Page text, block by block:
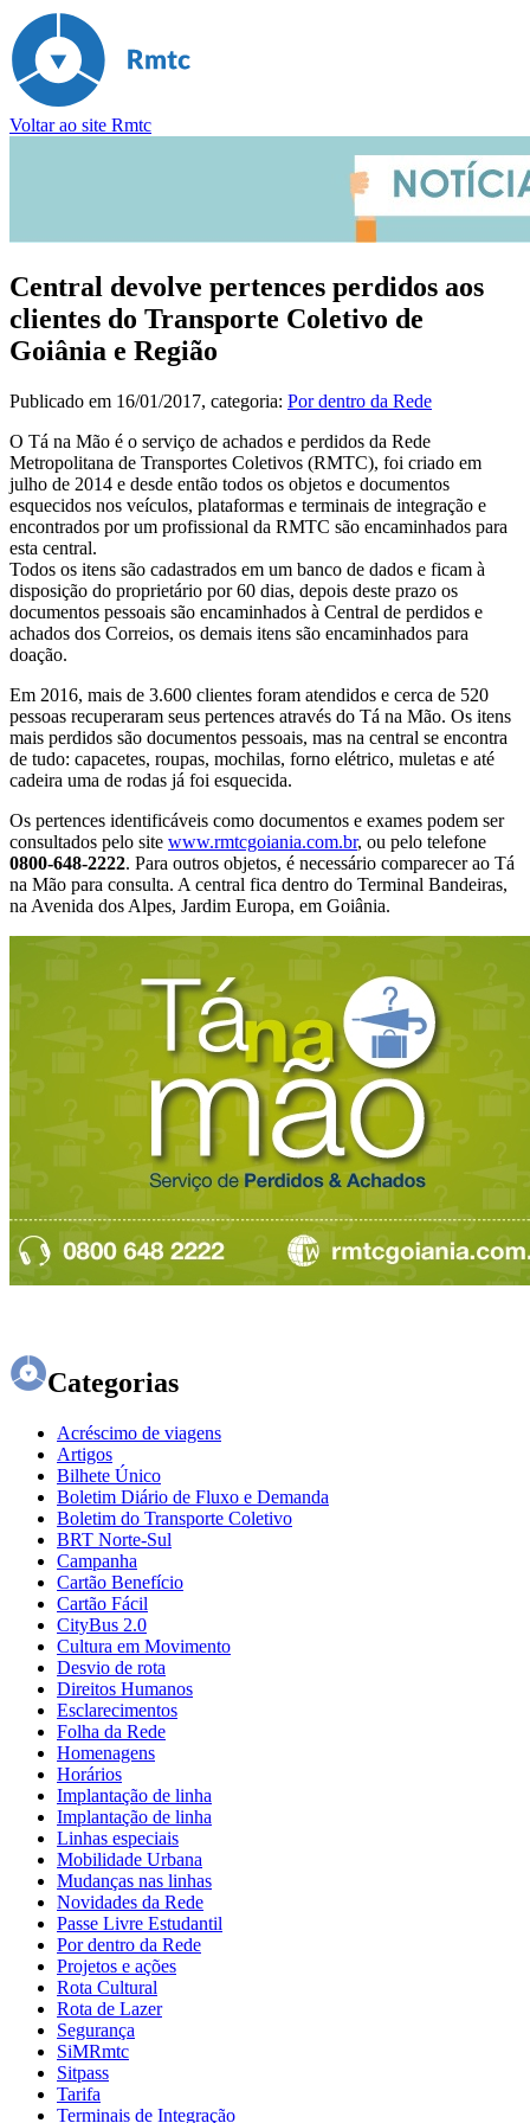
Voltar ao site Rmtc
Central devolve pertences perdidos aos
clientes do Transporte Coletivo de
Goiânia e Região
Publicado em 16/01/2017, categoria: Por dentro da Rede
O Tá na Mão é o serviço de achados e perdidos da Rede
Metropolitana de Transportes Coletivos (RMTC), foi criado em
julho de 2014 e desde então todos os objetos e documentos
esquecidos nos veículos, plataformas e terminais de integração e
encontrados por um profissional da RMTC são encaminhados para
esta central.
Todos os itens são cadastrados em um banco de dados e ficam à
disposição do proprietário por 60 dias, depois deste prazo os
documentos pessoais são encaminhados à Central de perdidos e
achados dos Correios, os demais itens são encaminhados para
doação.
Em 2016, mais de 3.600 clientes foram atendidos e cerca de 520
pessoas recuperaram seus pertences através do Tá na Mão. Os itens
mais perdidos são documentos pessoais, mas na central se encontra
de tudo: capacetes, roupas, mochilas, forno elétrico, muletas e até
cadeira uma de rodas já foi esquecida.
Os pertences identificáveis como documentos e exames podem ser
consultados pelo site www.rmtcgoiania.com.br, ou pelo telefone
0800-648-2222. Para outros objetos, é necessário comparecer ao Tá
na Mão para consulta. A central fica dentro do Terminal Bandeiras,
na Avenida dos Alpes, Jardim Europa, em Goiânia.
Categorias
Acréscimo de viagens
Artigos
Bilhete Único
Boletim Diário de Fluxo e Demanda
Boletim do Transporte Coletivo
BRT Norte-Sul
Campanha
Cartão Benefício
Cartão Fácil
CityBus 2.0
Cultura em Movimento
Desvio de rota
Direitos Humanos
Esclarecimentos
Folha da Rede
Homenagens
Horários
Implantação de linha
Implantação de linha
Linhas especiais
Mobilidade Urbana
Mudanças nas linhas
Novidades da Rede
Passe Livre Estudantil
Por dentro da Rede
Projetos e ações
Rota Cultural
Rota de Lazer
Segurança
SiMRmtc
Sitpass
Tarifa
Terminais de Integração